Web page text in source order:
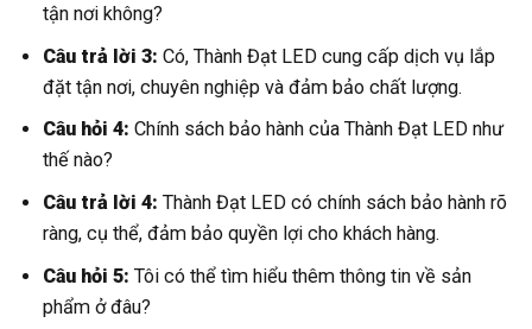
tận nơi không?
Câu trả lời 3: Có, Thành Đạt LED cung cấp dịch vụ lắp
đặt tận nơi, chuyên nghiệp và đảm bảo chất lượng.
Câu hỏi 4: Chính sách bảo hành của Thành Đạt LED như
thế nào?
Câu trả lời 4: Thành Đạt LED có chính sách bảo hành rõ
ràng, cụ thể, đảm bảo quyền lợi cho khách hàng.
Câu hỏi 5: Tôi có thể tìm hiểu thêm thông tin về sản
phẩm ở đâu?